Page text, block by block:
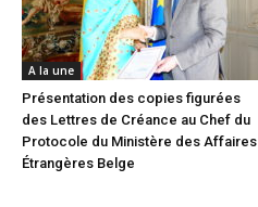
A la une
Présentation des copies figurées
des Lettres de Créance au Chef du
Protocole du Ministère des Affaires
Étrangères Belge